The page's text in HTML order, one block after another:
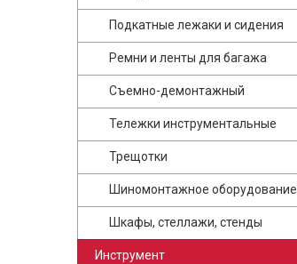
Подкатные лежаки и сидения
Ремни и ленты для багажа
Съемно-демонтажный
Тележки инструментальные
Трещотки
Шиномонтажное оборудование
Шкафы, стеллажи, стенды
Инструмент